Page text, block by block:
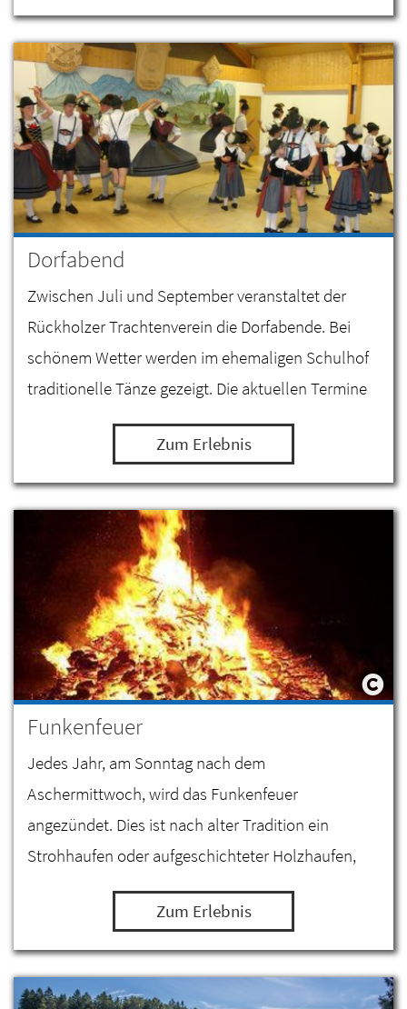
Dorfabend
Zwischen Juli und September veranstaltet der
Rückholzer Trachtenverein die Dorfabende. Bei
schönem Wetter werden im ehemaligen Schulhof
traditionelle Tänze gezeigt. Die aktuellen Termine
finden Sie im Veranstaltungskalender.
Zum Erlebnis
Funkenfeuer
Jedes Jahr, am Sonntag nach dem
Aschermittwoch, wird das Funkenfeuer
angezündet. Dies ist nach alter Tradition ein
Strohhaufen oder aufgeschichteter Holzhaufen,
der eine Höhe von bis zu 30 Metern erreichten
kann. Auf dem Haufen findet man eine Hexe.…
Zum Erlebnis